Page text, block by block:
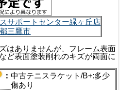
サポートセンター緑ヶ丘店
三鷹市
はありませんが、フレーム表面
ど表面塗装削れのキズが両面に
： 中古テニスラケット/B+:多少
傷あり